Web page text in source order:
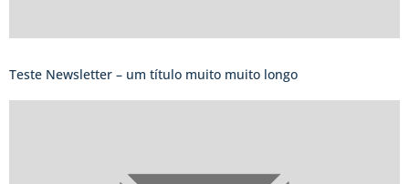
Teste Newsletter – um título muito muito longo